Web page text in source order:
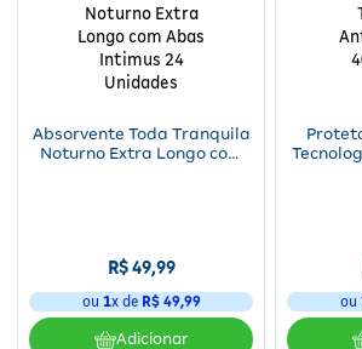
Absorvente Toda Tranquila
Noturno Extra Longo com
R$49,99
ou 1x de R$ 49,99
Adicionar
ou